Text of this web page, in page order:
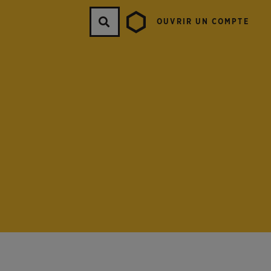
OUVRIR UN COMPTE